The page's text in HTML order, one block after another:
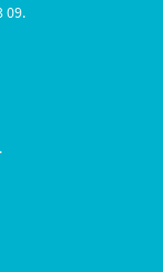
09.